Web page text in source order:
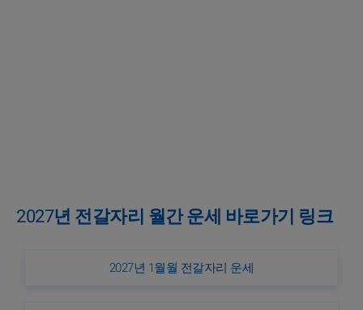
2027년 전갈자리 월간 운세 바로가기 링크
2027년 1월월 전갈자리 운세